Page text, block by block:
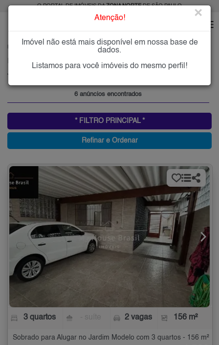
O PORTAL DE IMÓVEIS DAZONA NORTEDE SÃO PAULO
JARDIM MODELO
Jardim Modelo, Zona Norte
6 anúncios encontrados
* FILTRO PRINCIPAL *
Refinar e Ordenar
3 quartos 2 vagas 156 m²
Sobrado para Alugar no Jardim Modelo com 3 quartos - 156 m²
Atenção! ×
Imóvel não está mais disponível em nossa base de
dados.
Listamos para você imóveis do mesmo perfil!